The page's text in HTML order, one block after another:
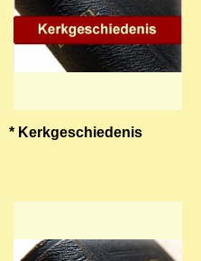
* Kerkgeschiedenis